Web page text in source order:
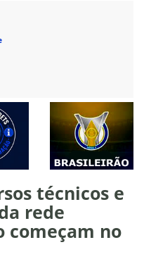
técnicos e
rede
começam no